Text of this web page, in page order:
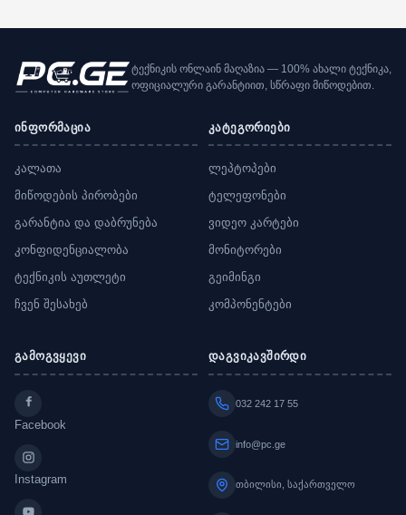
ტექნიკის ონლაინ მაღაზია — 100% ახალი ტექნიკა,
ოფიციალური გარანტიით, სწრაფი მიწოდებით.
ინფორმაცია
კალათა
მიწოდების პირობები
გარანტია და დაბრუნება
კონფიდენციალობა
ტექნიკის აუთლეტი
ჩვენ შესახებ
კატეგორიები
ლეპტოპები
ტელეფონები
ვიდეო კარტები
მონიტორები
გეიმინგი
კომპონენტები
გამოგვყევი
Facebook
Instagram
დაგვიკავშირდი
032 242 17 55
info@pc.ge
თბილისი, საქართველო